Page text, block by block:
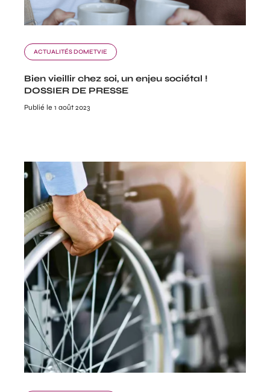
ACTUALITÉS DOMETVIE
Bien vieillir chez soi, un enjeu sociétal !
DOSSIER DE PRESSE
Publié le 1 août 2023